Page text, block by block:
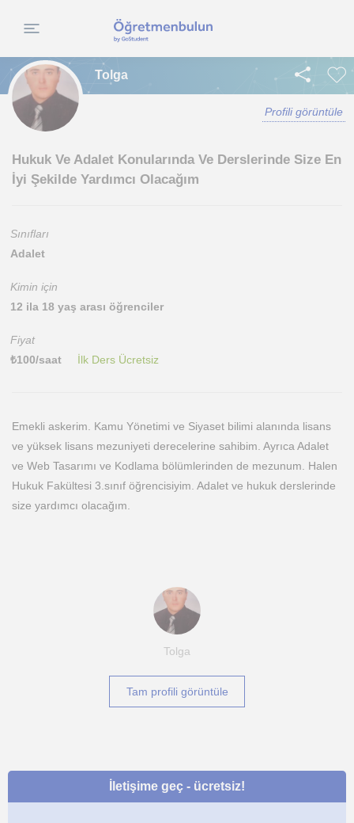
Tolga
Profili görüntüle
Hukuk Ve Adalet Konularında Ve Derslerinde Size En
İyi Şekilde Yardımcı Olacağım
Sınıfları
Adalet
Kimin için
12 ila 18 yaş arası öğrenciler
Fiyat
₺100/saat İlk Ders Ücretsiz
Emekli askerim. Kamu Yönetimi ve Siyaset bilimi alanında lisans
ve yüksek lisans mezuniyeti derecelerine sahibim. Ayrıca Adalet
ve Web Tasarımı ve Kodlama bölümlerinden de mezunum. Halen
Hukuk Fakültesi 3.sınıf öğrencisiyim. Adalet ve hukuk derslerinde
size yardımcı olacağım.
Tolga
Tam profili görüntüle
İletişime geç - ücretsiz!